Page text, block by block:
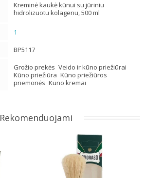
Kreminė kaukė kūnui su jūriniu
hidrolizuotu kolagenu, 500 ml
1
BP5117
Grožio prekės Veido ir kūno priežiūrai
Kūno priežiūra Kūno priežiūros
priemonės Kūno kremai
Rekomenduojami